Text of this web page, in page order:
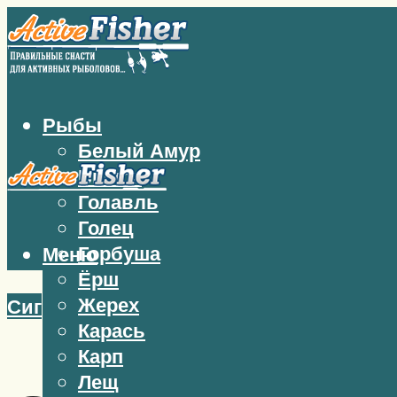
Рыбы
Белый Амур
Бычок
Голавль
Голец
Горбуша
Ёрш
Жерех
Карась
Карп
Лещ
Меню
Сиг